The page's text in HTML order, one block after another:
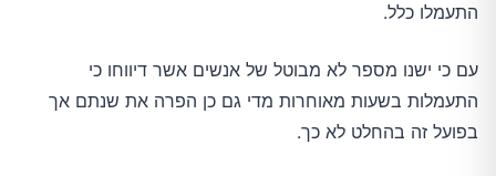
התעמלו כלל.
עם כי ישנו מספר לא מבוטל של אנשים אשר דיווחו כי
התעמלות בשעות מאוחרות מדי גם כן הפרה את שנתם אך
בפועל זה בהחלט לא כך.